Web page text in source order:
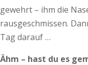
gewehrt – ihm die
rausgeschmissen.
Tag darauf …
Ähm – hast du es